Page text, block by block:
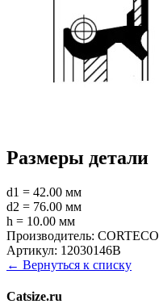
Размеры детали
d1 = 42.00 мм
d2 = 76.00 мм
h = 10.00 мм
Производитель: CORTECO
Артикул: 12030146B
← Вернуться к списку
Catsize.ru